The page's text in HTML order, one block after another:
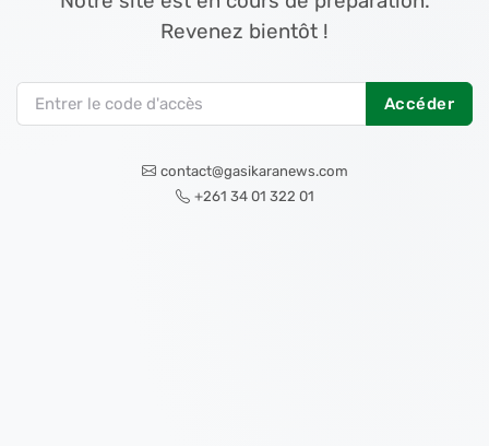
Revenez bientôt !
Accéder
contact@gasikaranews.com
+261 34 01 322 01